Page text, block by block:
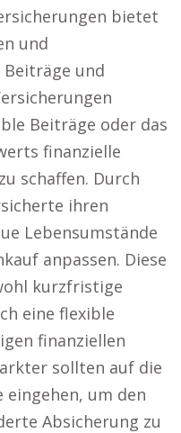
bietet
und
und
Beiträge oder das
finanzielle
schaffen. Durch
ihren
Lebensumstände
anpassen. Diese
kurzfristige
eine flexible
finanziellen
sollten auf die
um den
Absicherung zu